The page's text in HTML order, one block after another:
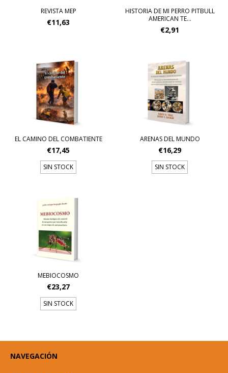
REVISTA MEP
€11,63
HISTORIA DE MI PERRO PITBULL
AMERICAN TE...
€2,91
EL CAMINO DEL COMBATIENTE
€17,45
SIN STOCK
ARENAS DEL MUNDO
€16,29
SIN STOCK
MEBIOCOSMO
€23,27
SIN STOCK
NAVEGACIÓN